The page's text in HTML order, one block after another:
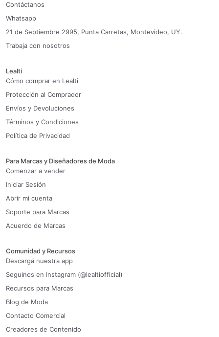
Contáctanos
Whatsapp
21 de Septiembre 2995, Punta Carretas, Montevideo, UY.
Trabaja con nosotros
Lealti
Cómo comprar en Lealti
Protección al Comprador
Envíos y Devoluciones
Términos y Condiciones
Política de Privacidad
Para Marcas y Diseñadores de Moda
Comenzar a vender
Iniciar Sesión
Abrir mi cuenta
Soporte para Marcas
Acuerdo de Marcas
Comunidad y Recursos
Descargá nuestra app
Seguinos en Instagram (@lealtiofficial)
Recursos para Marcas
Blog de Moda
Contacto Comercial
Creadores de Contenido